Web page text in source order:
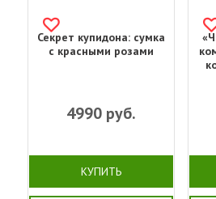
Секрет купидона: сумка
с красными розами
4990 руб.
КУПИТЬ